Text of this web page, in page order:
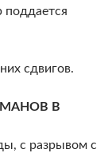
поддается
сдвигов.
В
с разрывом с